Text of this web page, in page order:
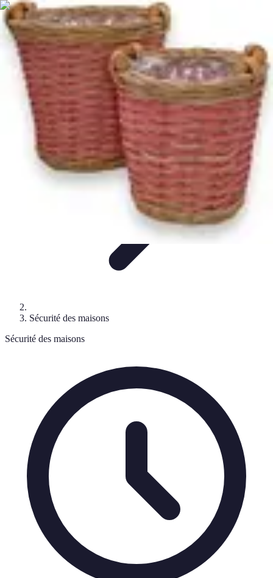
Solutions Serrurerie
Conseils de Sécurité Sécurité Domiciliaire Sécurité
domicileConseils d'achat
Solutions Serrurerie
Sécurité des maisons
Sécurité des maisons